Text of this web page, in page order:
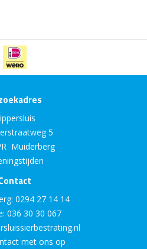
5
Muiderberg
0294 27 14 14
036 30 30 067
met ons op